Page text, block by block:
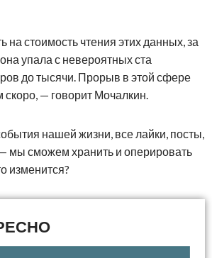
на стоимость чтения этих данных, за
упала с невероятных ста
до тысячи. Прорыв в этой сфере
скоро, — говорит Мочалкин.
нашей жизни, все лайки, посты,
мы сможем хранить и оперировать
изменится?